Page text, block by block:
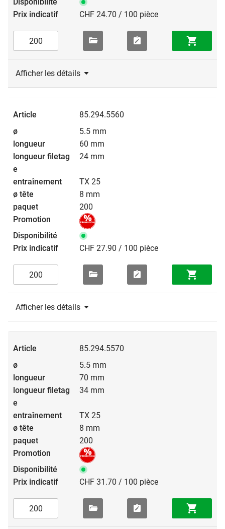
CHF 24.70 / 100 pièce
Afficher les détails
85.294.5560
5.5 mm
60 mm
24 mm
TX 25
8 mm
200
CHF 27.90 / 100 pièce
Afficher les détails
85.294.5570
5.5 mm
70 mm
34 mm
TX 25
8 mm
200
CHF 31.70 / 100 pièce